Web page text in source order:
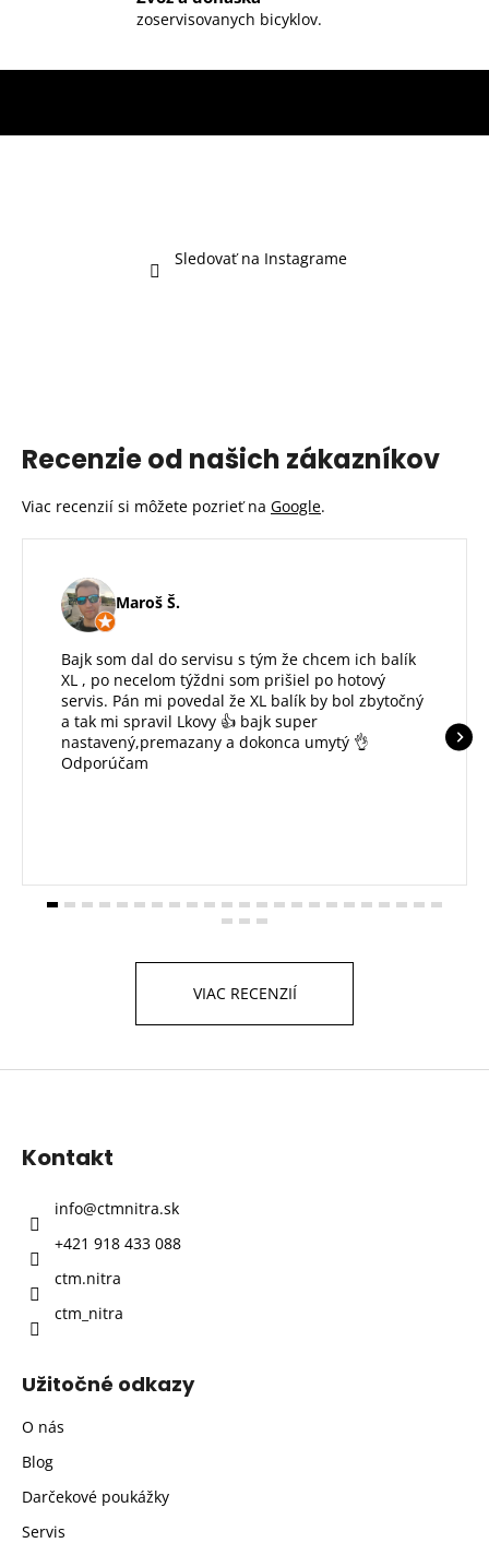
zoservisovanych bicyklov.
Sledovať na Instagrame
Recenzie od našich zákazníkov
Viac recenzií si môžete pozrieť na Google.
Maroš Š.
Bajk som dal do servisu s tým že chcem ich balík
XL , po necelom týždni som prišiel po hotový
servis. Pán mi povedal že XL balík by bol zbytočný
a tak mi spravil Lkovy 👍 bajk super
nastavený,premazany a dokonca umytý 👌
Odporúčam
VIAC RECENZIÍ
Kontakt
info@ctmnitra.sk
+421 918 433 088
ctm.nitra
ctm_nitra
Užitočné odkazy
O nás
Blog
Darčekové poukážky
Servis